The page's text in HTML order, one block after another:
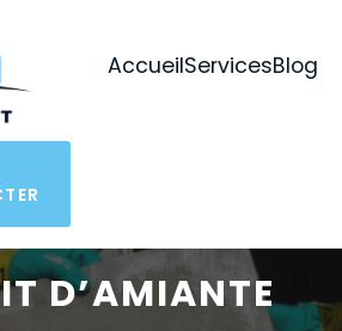
AccueilServicesBlog
D’AMIANTE